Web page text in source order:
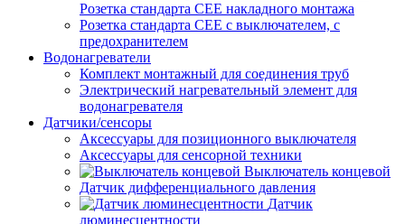
Розетка стандарта СЕЕ накладного монтажа
Розетка стандарта СЕЕ с выключателем, с
предохранителем
Водонагреватели
Комплект монтажный для соединения труб
Электрический нагревательный элемент для
водонагревателя
Датчики/сенсоры
Аксессуары для позиционного выключателя
Аксессуары для сенсорной техники
Выключатель концевой
Датчик дифференциального давления
Датчик
люминесцентности